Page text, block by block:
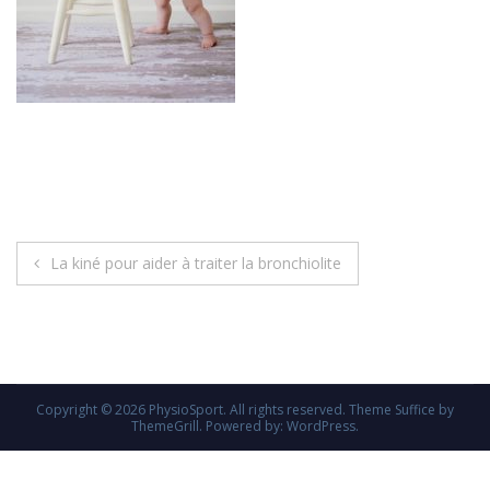
Navigation
La kiné pour aider à traiter la bronchiolite
Copyright © 2026 PhysioSport. All rights reserved. Theme Suffice by
ThemeGrill. Powered by: WordPress.